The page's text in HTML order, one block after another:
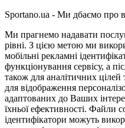
Sportano.ua - Ми дбаємо про
Ми прагнемо надавати
рівні. З цією метою ми
мобільні рекламні
функціонування сервісу, а
також для аналітичних цілей
для відображення
адаптованих до Ваших
їхньої ефективності. Файли
ідентифікатори можуть